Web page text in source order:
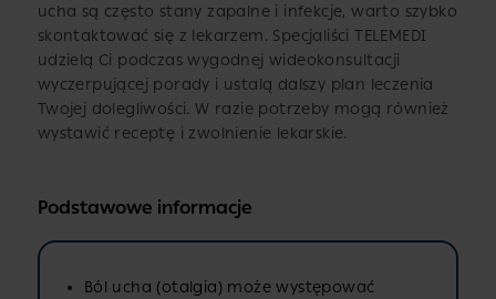
ucha są często stany zapalne i infekcje, warto szybko
skontaktować się z lekarzem. Specjaliści TELEMEDI
udzielą Ci podczas wygodnej wideokonsultacji
wyczerpującej porady i ustalą dalszy plan leczenia
Twojej dolegliwości. W razie potrzeby mogą również
wystawić receptę i zwolnienie lekarskie.
Podstawowe informacje
Ból ucha (otalgia) może występować